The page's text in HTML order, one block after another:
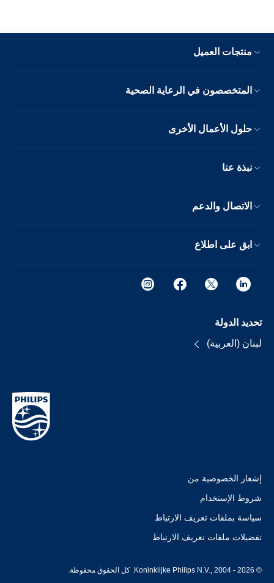
منتجات العميل
المتخصصون في الرعاية الصحية
حلول الأعمال الأخرى
نبذة عنا
الاتصال والدعم
ابق على اطلاع
تحديد الدولة
لبنان (العربية)
إشعار الخصوصية من
شروط الإستخدام
سياسة بملفات تعريف الارتباط
تفضيلات ملفات تعريف الارتباط
© Koninklijke Philips N.V., 2004 - 2026. كل الحقوق محفوظة.